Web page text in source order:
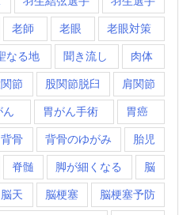
老師 老眼 老眼対策
なる地 聞き流し 肉体
節 股関節脱臼 肩関節
ん 胃がん手術 胃癌
背骨 背骨のゆがみ 胎児
脊髄 脚が細くなる 脳
脳天 脳梗塞 脳梗塞予防